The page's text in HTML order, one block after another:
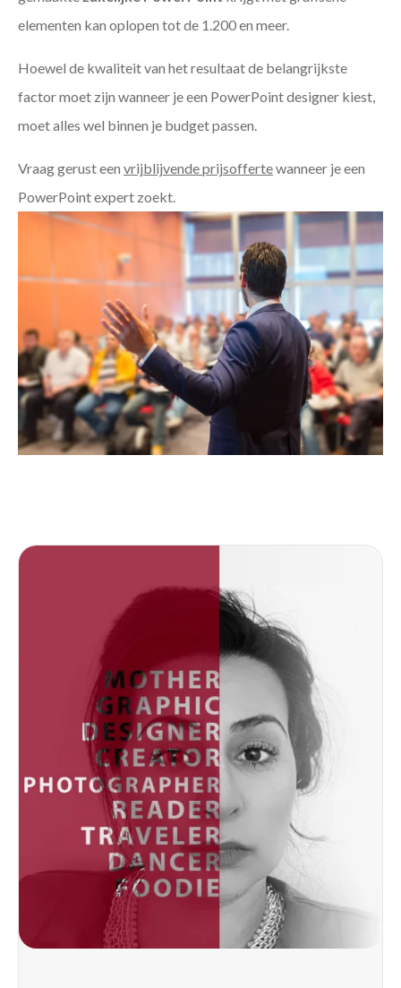
elementen kan oplopen tot de 1.200 en meer.
Hoewel de kwaliteit van het resultaat de belangrijkste
factor moet zijn wanneer je een PowerPoint designer kiest,
moet alles wel binnen je budget passen.
Vraag gerust een vrijblijvende prijsoffertewanneer je een
PowerPoint expert zoekt.